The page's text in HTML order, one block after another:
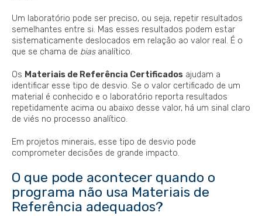
Um laboratório pode ser preciso, ou seja, repetir resultados
semelhantes entre si. Mas esses resultados podem estar
sistematicamente deslocados em relação ao valor real. É o
que se chama de biasanalítico.
Os Materiais de Referência Certificados ajudam a
identificar esse tipo de desvio. Se o valor certificado de um
material é conhecido e o laboratório reporta resultados
repetidamente acima ou abaixo desse valor, há um sinal claro
de viés no processo analítico.
Em projetos minerais, esse tipo de desvio pode
comprometer decisões de grande impacto.
O que pode acontecer quando o
programa não usa Materiais de
Referência adequados?